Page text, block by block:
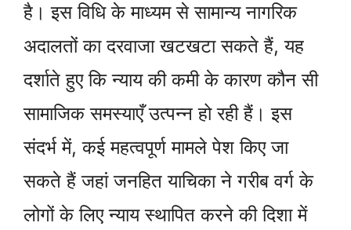
है। इस विधि के माध्यम से सामान्य नागरिक
अदालतों का दरवाजा खटखटा सकते हैं, यह
दर्शाते हुए कि न्याय की कमी के कारण कौन सी
सामाजिक समस्याएँ उत्पन्न हो रही हैं। इस
संदर्भ में, कई महत्वपूर्ण मामले पेश किए जा
सकते हैं जहां जनहित याचिका ने गरीब वर्ग के
लोगों के लिए न्याय स्थापित करने की दिशा में